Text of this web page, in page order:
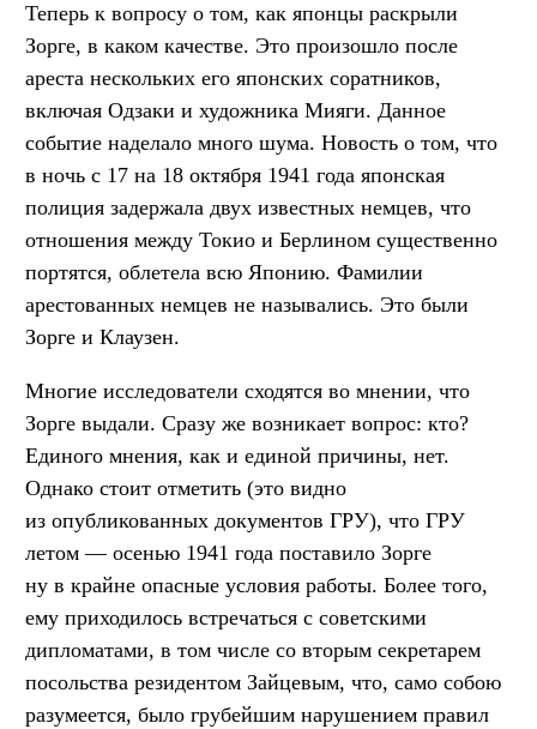
Теперь к вопросу о том, как японцы раскрыли
Зорге, в каком качестве. Это произошло после
ареста нескольких его японских соратников,
включая Одзаки и художника Мияги. Данное
событие наделало много шума. Новость о том, что
в ночь с 17 на 18 октября 1941 года японская
полиция задержала двух известных немцев, что
отношения между Токио и Берлином существенно
портятся, облетела всю Японию. Фамилии
арестованных немцев не назывались. Это были
Зорге и Клаузен.
Многие исследователи сходятся во мнении, что
Зорге выдали. Сразу же возникает вопрос: кто?
Единого мнения, как и единой причины, нет.
Однако стоит отметить (это видно
из опубликованных документов ГРУ), что ГРУ
летом — осенью 1941 года поставило Зорге
ну в крайне опасные условия работы. Более того,
ему приходилось встречаться с советскими
дипломатами, в том числе со вторым секретарем
посольства резидентом Зайцевым, что, само собою
разумеется, было грубейшим нарушением правил